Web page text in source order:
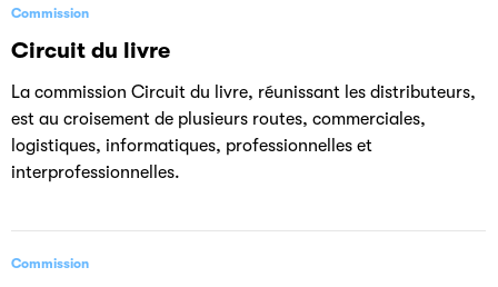
Commission
Circuit du livre
La commission Circuit du livre, réunissant les distributeurs,
est au croisement de plusieurs routes, commerciales,
logistiques, informatiques, professionnelles et
interprofessionnelles.
Commission